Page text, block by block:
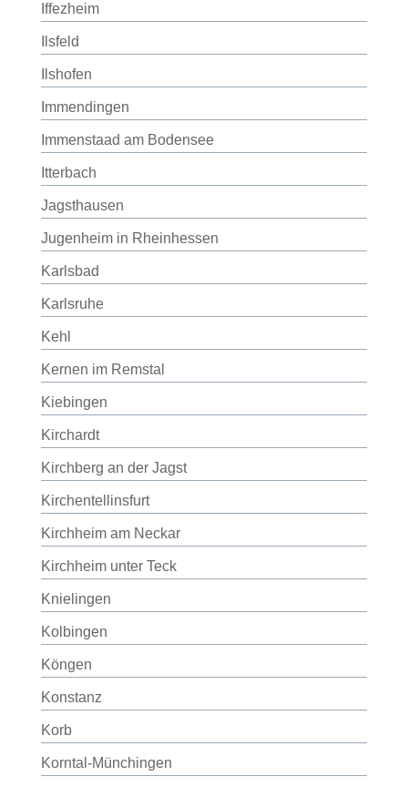
Iffezheim
Ilsfeld
Ilshofen
Immendingen
Immenstaad am Bodensee
Itterbach
Jagsthausen
Jugenheim in Rheinhessen
Karlsbad
Karlsruhe
Kehl
Kernen im Remstal
Kiebingen
Kirchardt
Kirchberg an der Jagst
Kirchentellinsfurt
Kirchheim am Neckar
Kirchheim unter Teck
Knielingen
Kolbingen
Köngen
Konstanz
Korb
Korntal-Münchingen